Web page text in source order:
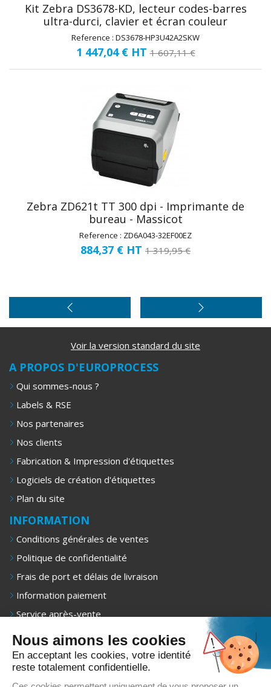
Kit Zebra DS3678-KD, lecteur codes-barres
ultra-durci, clavier et écran couleur
Reference : DS3678-HP3U42A2SKW
1 447,04 € HT 1 607,11 €
Zebra ZD621t TT 300 dpi - Imprimante de
bureau - Massicot
Reference : ZD6A043-32EF00EZ
884,37 € HT 1 319,95 €
Voir la version standard du site
A PROPOS D'EUROPROCESS
Qui sommes-nous ?
Labels & RSE
Nos partenaires
Nos clients
Fabrication & Impression d'étiquettes
Logiciels de création d'étiquettes
Plan du site
INFORMATION
Conditions générales de ventes
Politique de confidentialité
Frais de port et délais de livraison
Information paiement
Service après-vente
Mentions légales
NEWSLETTER
Recevez 1 fois/mois nos offres exclusives, promotions et
Nous aimons les cookies
En acceptant les cookies, votre identité
reste totalement confidentielle.